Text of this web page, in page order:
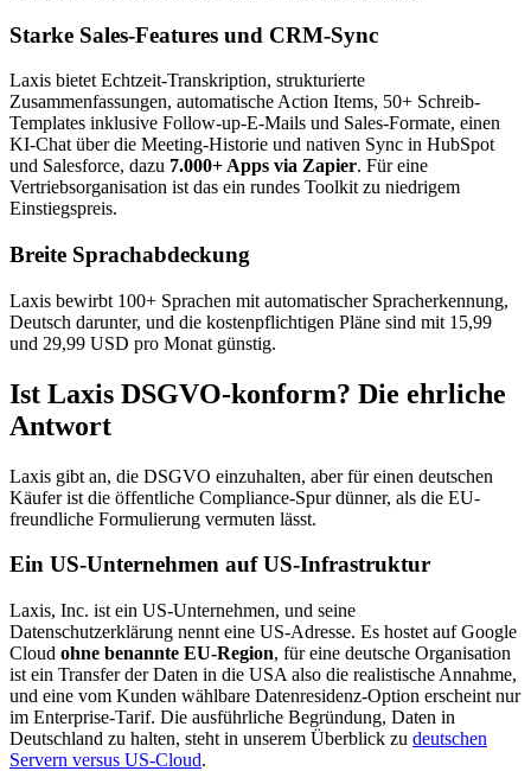
Starke Sales-Features und CRM-Sync
Laxis bietet Echtzeit-Transkription, strukturierte
Zusammenfassungen, automatische Action Items, 50+ Schreib-
Templates inklusive Follow-up-E-Mails und Sales-Formate, einen
KI-Chat über die Meeting-Historie und nativen Sync in HubSpot
und Salesforce, dazu 7.000+ Apps via Zapier. Für eine
Vertriebsorganisation ist das ein rundes Toolkit zu niedrigem
Einstiegspreis.
Breite Sprachabdeckung
Laxis bewirbt 100+ Sprachen mit automatischer Spracherkennung,
Deutsch darunter, und die kostenpflichtigen Pläne sind mit 15,99
und 29,99 USD pro Monat günstig.
Ist Laxis DSGVO-konform? Die ehrliche
Antwort
Laxis gibt an, die DSGVO einzuhalten, aber für einen deutschen
Käufer ist die öffentliche Compliance-Spur dünner, als die EU-
freundliche Formulierung vermuten lässt.
Ein US-Unternehmen auf US-Infrastruktur
Laxis, Inc. ist ein US-Unternehmen, und seine
Datenschutzerklärung nennt eine US-Adresse. Es hostet auf Google
Cloud ohne benannte EU-Region, für eine deutsche Organisation
ist ein Transfer der Daten in die USA also die realistische Annahme,
und eine vom Kunden wählbare Datenresidenz-Option erscheint nur
im Enterprise-Tarif. Die ausführliche Begründung, Daten in
Deutschland zu halten, steht in unserem Überblick zu deutschen
Servern versus US-Cloud.